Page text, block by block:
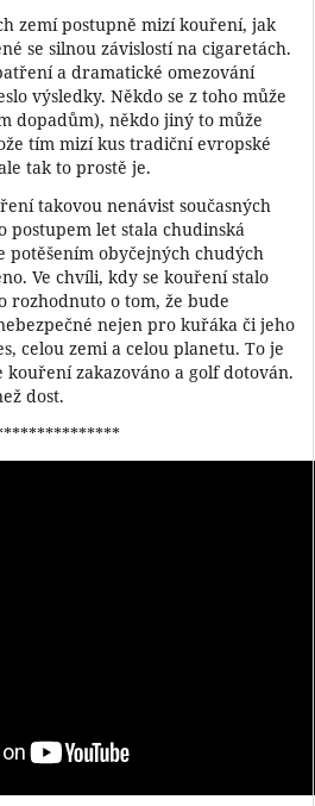
zemí postupně mizí kouření, jak
se silnou závislostí na cigaretách.
a dramatické omezování
výsledky. Někdo se z toho může
dopadům), někdo jiný to může
tím mizí kus tradiční evropské
tak to prostě je.
takovou nenávist současných
postupem let stala chudinská
potěšením obyčejných chudých
Ve chvíli, kdy se kouření stalo
rozhodnuto o tom, že bude
nejen pro kuřáka či jeho
celou zemi a celou planetu. To je
zakazováno a golf dotován.
dost.